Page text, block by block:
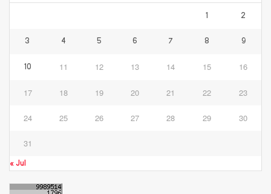
1 2
3 4 5 6 7 8 9
10 11 12 13 14 15 16
17 18 19 20 21 22 23
24 25 26 27 28 29 30
31
« Jul